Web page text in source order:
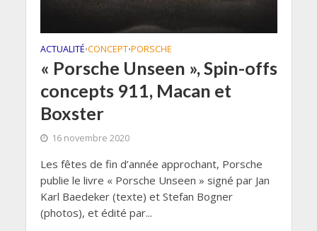
ACTUALITÉ•CONCEPT•PORSCHE
« Porsche Unseen », Spin-offs
concepts 911, Macan et
Boxster
16 novembre 2020
Les fêtes de fin d’année approchant, Porsche
publie le livre « Porsche Unseen » signé par Jan
Karl Baedeker (texte) et Stefan Bogner
(photos), et édité par...